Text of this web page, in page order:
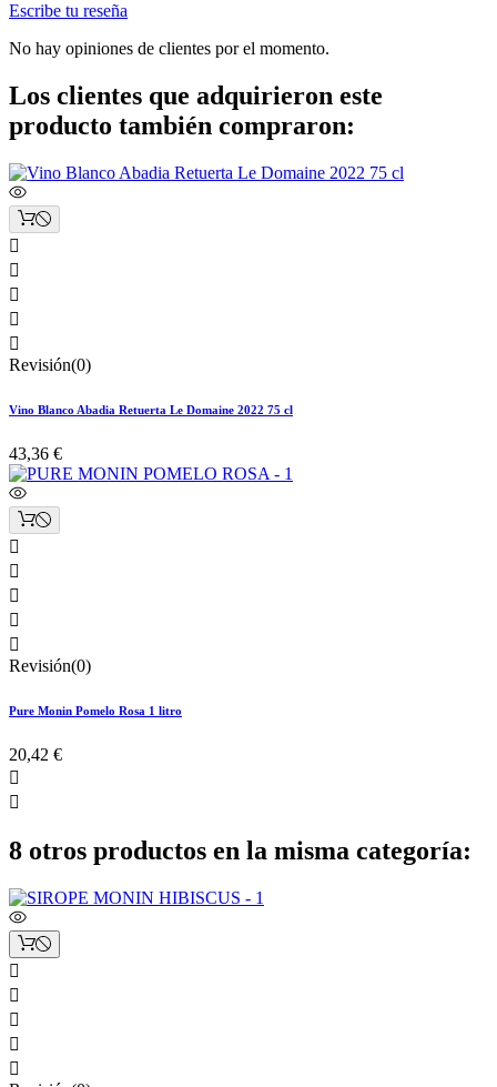
Escribe tu reseña
No hay opiniones de clientes por el momento.
Los clientes que adquirieron este
producto también compraron:





Revisión(0)
Vino Blanco Abadia Retuerta Le Domaine 2022 75 cl
43,36 €





Revisión(0)
Pure Monin Pomelo Rosa 1 litro
20,42 €


8 otros productos en la misma categoría:




